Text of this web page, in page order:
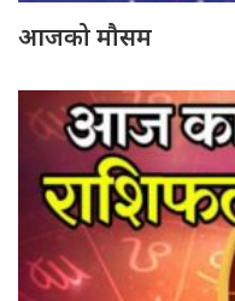
आजको मौसम